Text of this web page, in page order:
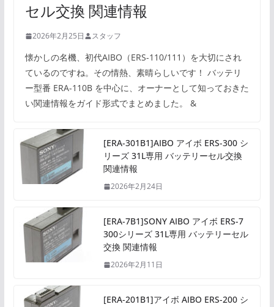
セル交換 関連情報
2026年2月25日 スタッフ
懐かしの名機、初代AIBO（ERS-110/111）を大切にされ
ているのですね。その情熱、素晴らしいです！ バッテリ
ー型番 ERA-110B を中心に、オーナーとして知っておきた
い関連情報をガイド形式でまとめました。 &
[ERA-301B1]AIBO アイボ ERS-300 シ
リーズ 31L専用 バッテリーセル交換
関連情報
2026年2月24日
[ERA-7B1]SONY AIBO アイボ ERS-7
300シリーズ 31L専用 バッテリーセル
交換 関連情報
2026年2月11日
[ERA-201B1]アイボ AIBO ERS-200 シ